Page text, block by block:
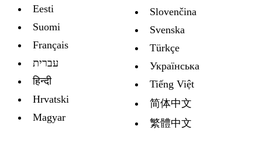
Eesti
Suomi
Français
עברית
हिन्दी
Hrvatski
Magyar
Slovenčina
Svenska
Türkçe
Украïнська
Tiếng Việt
简体中文
繁體中文